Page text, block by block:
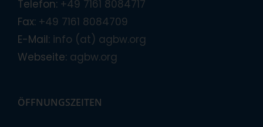
Telefon: +49 7161 8084717
Fax: +49 7161 8084709
E-Mail: info (at) agbw.org
Webseite: agbw.org
ÖFFNUNGSZEITEN